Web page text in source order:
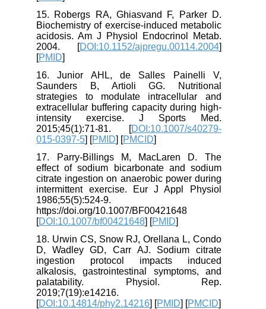
15. Robergs RA, Ghiasvand F, Parker D.
Biochemistry of exercise-induced metabolic
acidosis. Am J Physiol Endocrinol Metab.
2004. [DOI:10.1152/ajpregu.00114.2004
[PMID
16. Junior AHL, de Salles Painelli V,
Saunders B, Artioli GG. Nutritional
strategies to modulate intracellular and
extracellular buffering capacity during high-
intensity exercise. J Sports Med.
2015;45(1):71-81. [DOI:10.1007/s40279-
015-0397-5] [PMID] [PMCID
17. Parry-Billings M, MacLaren D. The
effect of sodium bicarbonate and sodium
citrate ingestion on anaerobic power during
intermittent exercise. Eur J Appl Physiol
1986;55(5):524-9.
https://doi.org/10.1007/BF00421648
[DOI:10.1007/bf00421648] [PMID
18. Urwin CS, Snow RJ, Orellana L, Condo
D, Wadley GD, Carr AJ. Sodium citrate
ingestion protocol impacts induced
alkalosis, gastrointestinal symptoms, and
palatability. Physiol. Rep.
2019;7(19):e14216.
[DOI:10.14814/phy2.14216] [PMID] [PMCID